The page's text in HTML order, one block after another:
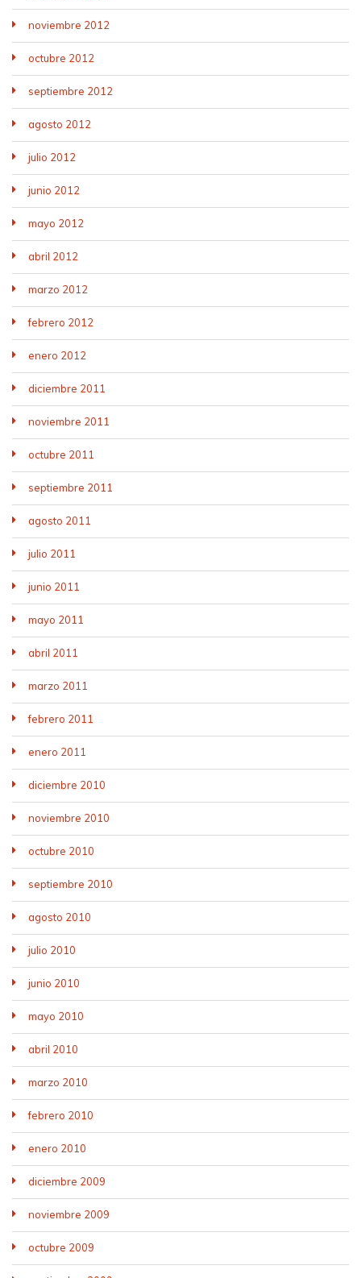
noviembre 2012
octubre 2012
septiembre 2012
agosto 2012
julio 2012
junio 2012
mayo 2012
abril 2012
marzo 2012
febrero 2012
enero 2012
diciembre 2011
noviembre 2011
octubre 2011
septiembre 2011
agosto 2011
julio 2011
junio 2011
mayo 2011
abril 2011
marzo 2011
febrero 2011
enero 2011
diciembre 2010
noviembre 2010
octubre 2010
septiembre 2010
agosto 2010
julio 2010
junio 2010
mayo 2010
abril 2010
marzo 2010
febrero 2010
enero 2010
diciembre 2009
noviembre 2009
octubre 2009